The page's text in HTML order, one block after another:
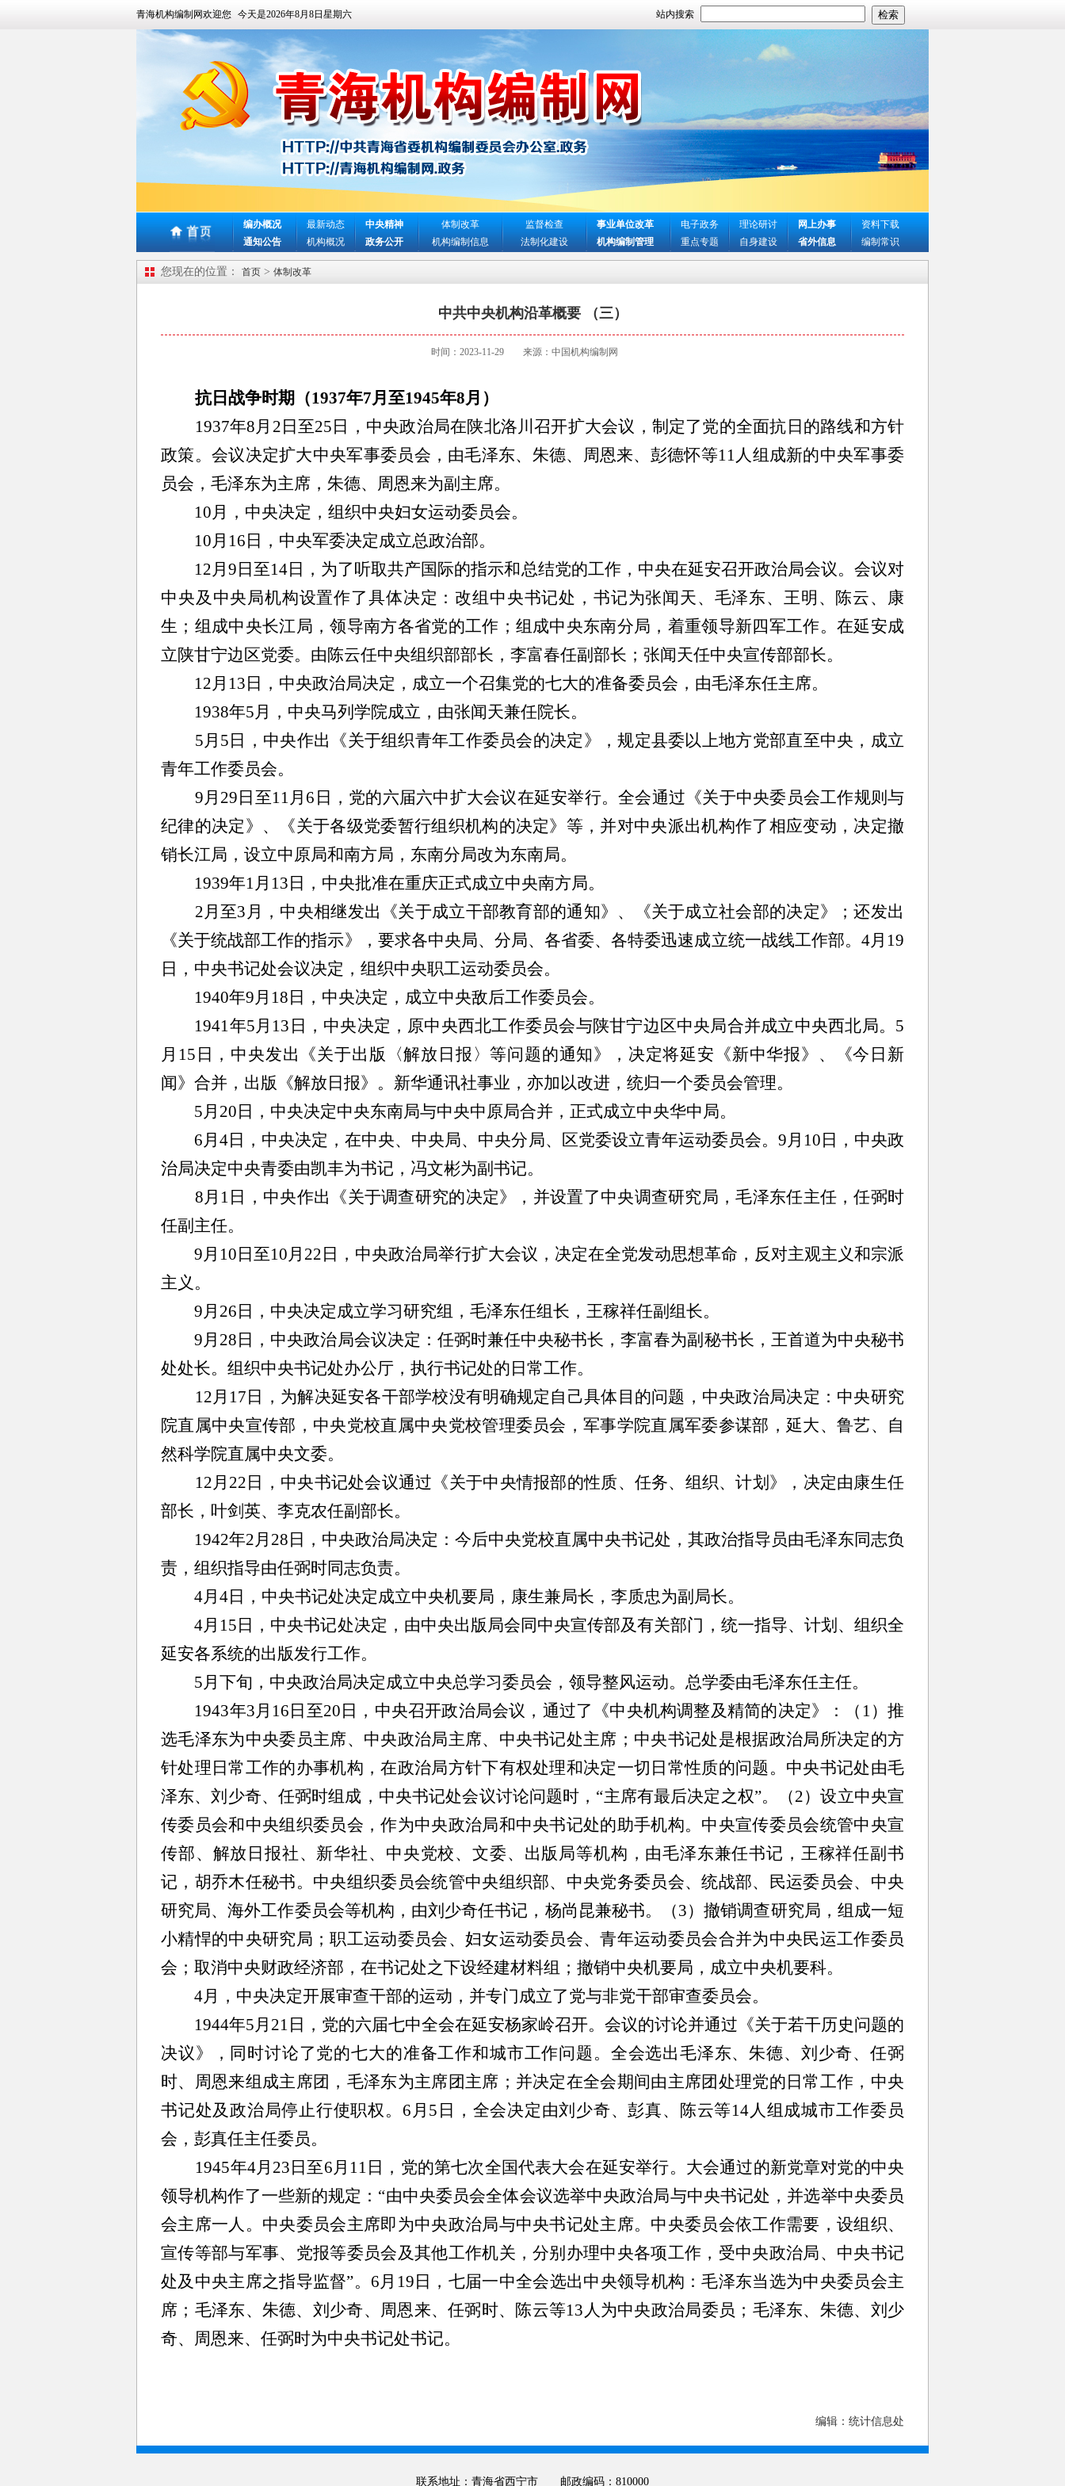
青海机构编制网欢迎您 今天是2026年8月8日星期六 站内搜索
编办概况
通知公告
最新动态
机构概况
中央精神
政务公开
体制改革
机构编制信息
监督检查
法制化建设
事业单位改革
机构编制管理
电子政务
重点专题
理论研讨
自身建设
网上办事
省外信息
资料下载
编制常识
您现在的位置： 首页 > 体制改革
中共中央机构沿革概要 （三）
时间：2023-11-29 来源：中国机构编制网
抗日战争时期（1937年7月至1945年8月）
1937年8月2日至25日，中央政治局在陕北洛川召开扩大会议，制定了党的全面抗日的路线和方针
政策。会议决定扩大中央军事委员会，由毛泽东、朱德、周恩来、彭德怀等11人组成新的中央军事委
员会，毛泽东为主席，朱德、周恩来为副主席。
10月，中央决定，组织中央妇女运动委员会。
10月16日，中央军委决定成立总政治部。
12月9日至14日，为了听取共产国际的指示和总结党的工作，中央在延安召开政治局会议。会议对
中央及中央局机构设置作了具体决定：改组中央书记处，书记为张闻天、毛泽东、王明、陈云、康
生；组成中央长江局，领导南方各省党的工作；组成中央东南分局，着重领导新四军工作。在延安成
立陕甘宁边区党委。由陈云任中央组织部部长，李富春任副部长；张闻天任中央宣传部部长。
12月13日，中央政治局决定，成立一个召集党的七大的准备委员会，由毛泽东任主席。
1938年5月，中央马列学院成立，由张闻天兼任院长。
5月5日，中央作出《关于组织青年工作委员会的决定》，规定县委以上地方党部直至中央，成立
青年工作委员会。
9月29日至11月6日，党的六届六中扩大会议在延安举行。全会通过《关于中央委员会工作规则与
纪律的决定》、《关于各级党委暂行组织机构的决定》等，并对中央派出机构作了相应变动，决定撤
销长江局，设立中原局和南方局，东南分局改为东南局。
1939年1月13日，中央批准在重庆正式成立中央南方局。
2月至3月，中央相继发出《关于成立干部教育部的通知》、《关于成立社会部的决定》；还发出
《关于统战部工作的指示》，要求各中央局、分局、各省委、各特委迅速成立统一战线工作部。4月19
日，中央书记处会议决定，组织中央职工运动委员会。
1940年9月18日，中央决定，成立中央敌后工作委员会。
1941年5月13日，中央决定，原中央西北工作委员会与陕甘宁边区中央局合并成立中央西北局。5
月15日，中央发出《关于出版〈解放日报〉等问题的通知》，决定将延安《新中华报》、《今日新
闻》合并，出版《解放日报》。新华通讯社事业，亦加以改进，统归一个委员会管理。
5月20日，中央决定中央东南局与中央中原局合并，正式成立中央华中局。
6月4日，中央决定，在中央、中央局、中央分局、区党委设立青年运动委员会。9月10日，中央政
治局决定中央青委由凯丰为书记，冯文彬为副书记。
8月1日，中央作出《关于调查研究的决定》，并设置了中央调查研究局，毛泽东任主任，任弼时
任副主任。
9月10日至10月22日，中央政治局举行扩大会议，决定在全党发动思想革命，反对主观主义和宗派
主义。
9月26日，中央决定成立学习研究组，毛泽东任组长，王稼祥任副组长。
9月28日，中央政治局会议决定：任弼时兼任中央秘书长，李富春为副秘书长，王首道为中央秘书
处处长。组织中央书记处办公厅，执行书记处的日常工作。
12月17日，为解决延安各干部学校没有明确规定自己具体目的问题，中央政治局决定：中央研究
院直属中央宣传部，中央党校直属中央党校管理委员会，军事学院直属军委参谋部，延大、鲁艺、自
然科学院直属中央文委。
12月22日，中央书记处会议通过《关于中央情报部的性质、任务、组织、计划》，决定由康生任
部长，叶剑英、李克农任副部长。
1942年2月28日，中央政治局决定：今后中央党校直属中央书记处，其政治指导员由毛泽东同志负
责，组织指导由任弼时同志负责。
4月4日，中央书记处决定成立中央机要局，康生兼局长，李质忠为副局长。
4月15日，中央书记处决定，由中央出版局会同中央宣传部及有关部门，统一指导、计划、组织全
延安各系统的出版发行工作。
5月下旬，中央政治局决定成立中央总学习委员会，领导整风运动。总学委由毛泽东任主任。
1943年3月16日至20日，中央召开政治局会议，通过了《中央机构调整及精简的决定》：（1）推
选毛泽东为中央委员主席、中央政治局主席、中央书记处主席；中央书记处是根据政治局所决定的方
针处理日常工作的办事机构，在政治局方针下有权处理和决定一切日常性质的问题。中央书记处由毛
泽东、刘少奇、任弼时组成，中央书记处会议讨论问题时，“主席有最后决定之权”。（2）设立中央宣
传委员会和中央组织委员会，作为中央政治局和中央书记处的助手机构。中央宣传委员会统管中央宣
传部、解放日报社、新华社、中央党校、文委、出版局等机构，由毛泽东兼任书记，王稼祥任副书
记，胡乔木任秘书。中央组织委员会统管中央组织部、中央党务委员会、统战部、民运委员会、中央
研究局、海外工作委员会等机构，由刘少奇任书记，杨尚昆兼秘书。（3）撤销调查研究局，组成一短
小精悍的中央研究局；职工运动委员会、妇女运动委员会、青年运动委员会合并为中央民运工作委员
会；取消中央财政经济部，在书记处之下设经建材料组；撤销中央机要局，成立中央机要科。
4月，中央决定开展审查干部的运动，并专门成立了党与非党干部审查委员会。
1944年5月21日，党的六届七中全会在延安杨家岭召开。会议的讨论并通过《关于若干历史问题的
决议》，同时讨论了党的七大的准备工作和城市工作问题。全会选出毛泽东、朱德、刘少奇、任弼
时、周恩来组成主席团，毛泽东为主席团主席；并决定在全会期间由主席团处理党的日常工作，中央
书记处及政治局停止行使职权。6月5日，全会决定由刘少奇、彭真、陈云等14人组成城市工作委员
会，彭真任主任委员。
1945年4月23日至6月11日，党的第七次全国代表大会在延安举行。大会通过的新党章对党的中央
领导机构作了一些新的规定：“由中央委员会全体会议选举中央政治局与中央书记处，并选举中央委员
会主席一人。中央委员会主席即为中央政治局与中央书记处主席。中央委员会依工作需要，设组织、
宣传等部与军事、党报等委员会及其他工作机关，分别办理中央各项工作，受中央政治局、中央书记
处及中央主席之指导监督”。6月19日，七届一中全会选出中央领导机构：毛泽东当选为中央委员会主
席；毛泽东、朱德、刘少奇、周恩来、任弼时、陈云等13人为中央政治局委员；毛泽东、朱德、刘少
奇、周恩来、任弼时为中央书记处书记。
编辑：统计信息处
联系地址：青海省西宁市 邮政编码：810000